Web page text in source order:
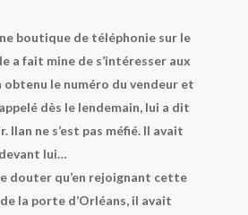
boutique de téléphonie sur le
a fait mine de s’intéresser aux
obtenu le numéro du vendeur et
dès le lendemain, lui a dit
Ilan ne s’est pas méfié. Il avait
lui…
douter qu’en rejoignant cette
la porte d’Orléans, il avait